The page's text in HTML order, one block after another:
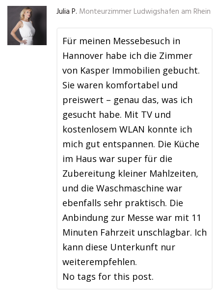
Julia P. Monteurzimmer Ludwigshafen am Rhein
Für meinen Messebesuch in
Hannover habe ich die Zimmer
von Kasper Immobilien gebucht.
Sie waren komfortabel und
preiswert – genau das, was ich
gesucht habe. Mit TV und
kostenlosem WLAN konnte ich
mich gut entspannen. Die Küche
im Haus war super für die
Zubereitung kleiner Mahlzeiten,
und die Waschmaschine war
ebenfalls sehr praktisch. Die
Anbindung zur Messe war mit 11
Minuten Fahrzeit unschlagbar. Ich
kann diese Unterkunft nur
weiterempfehlen.
No tags for this post.